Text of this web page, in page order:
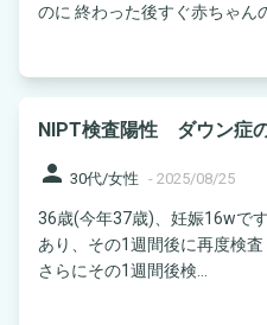
のに 終わった後すぐ赤ちゃんの
NIPT検査陽性 ダウン症
person 30代/女性 - 2025/08/25
36歳(今年37歳)、妊娠16wで
あり、その1週間後に再度検
さらにその1週間後検...